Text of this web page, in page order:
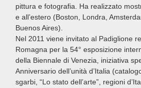
pittura e fotografia. Ha realizzato
e all’estero (Boston, Londra,
Buenos Aires).
Nel 2011 viene invitato al Padiglione
Romagna per la 54° esposizione
della Biennale di Venezia, iniziativa
Anniversario dell’unità d’Italia
sgarbi, “Lo stato dell’arte”, regioni